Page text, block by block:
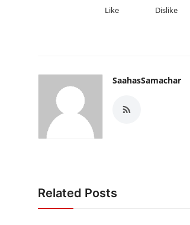
Like Dislike
SaahasSamachar
Related Posts